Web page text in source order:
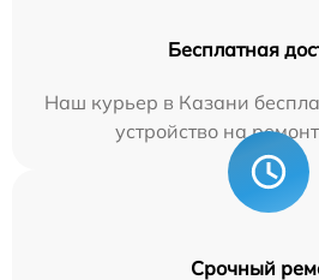
Бесплатная
Наш курьер в Казани
устройство на
Срочный